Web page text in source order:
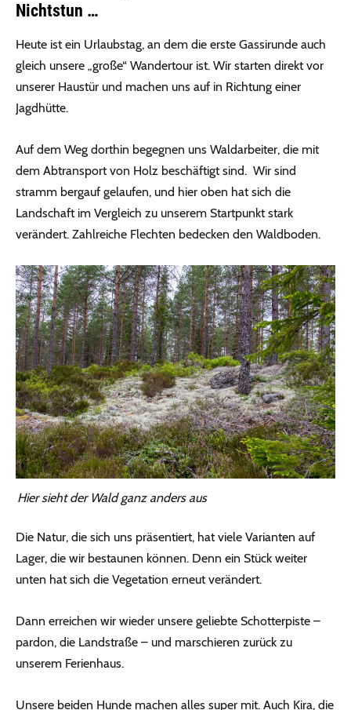
Nichtstun …
Heute ist ein Urlaubstag, an dem die erste Gassirunde auch
gleich unsere „große“ Wandertour ist. Wir starten direkt vor
unserer Haustür und machen uns auf in Richtung einer
Jagdhütte.
Auf dem Weg dorthin begegnen uns Waldarbeiter, die mit
dem Abtransport von Holz beschäftigt sind. Wir sind
stramm bergauf gelaufen, und hier oben hat sich die
Landschaft im Vergleich zu unserem Startpunkt stark
verändert. Zahlreiche Flechten bedecken den Waldboden.
Hier sieht der Wald ganz anders aus
Die Natur, die sich uns präsentiert, hat viele Varianten auf
Lager, die wir bestaunen können. Denn ein Stück weiter
unten hat sich die Vegetation erneut verändert.
Dann erreichen wir wieder unsere geliebte Schotterpiste –
pardon, die Landstraße – und marschieren zurück zu
unserem Ferienhaus.
Unsere beiden Hunde machen alles super mit. Auch Kira, die